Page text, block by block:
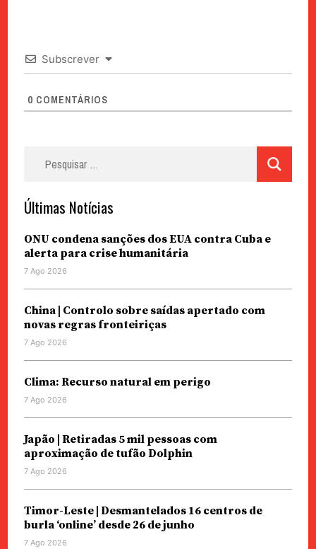
Subscrever
0 COMENTÁRIOS
Últimas Notícias
ONU condena sanções dos EUA contra Cuba e
alerta para crise humanitária
7 Ago 2026
China | Controlo sobre saídas apertado com
novas regras fronteiriças
7 Ago 2026
Clima: Recurso natural em perigo
7 Ago 2026
Japão | Retiradas 5 mil pessoas com
aproximação de tufão Dolphin
7 Ago 2026
Timor-Leste | Desmantelados 16 centros de
burla ‘online’ desde 26 de junho
7 Ago 2026